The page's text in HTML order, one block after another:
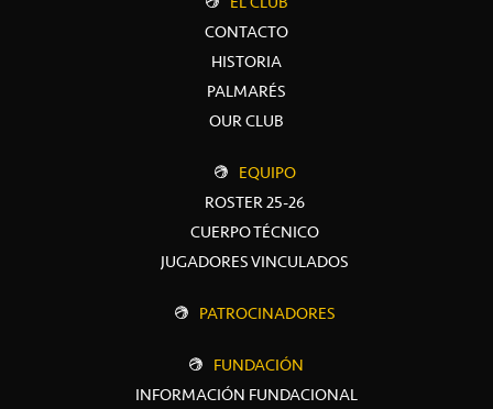
CONTACTO
HISTORIA
PALMARÉS
OUR CLUB
EQUIPO
ROSTER 25-26
CUERPO TÉCNICO
JUGADORES VINCULADOS
PATROCINADORES
FUNDACIÓN
INFORMACIÓN FUNDACIONAL